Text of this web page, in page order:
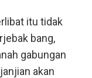
itu tidak
bang,
gabungan
akan